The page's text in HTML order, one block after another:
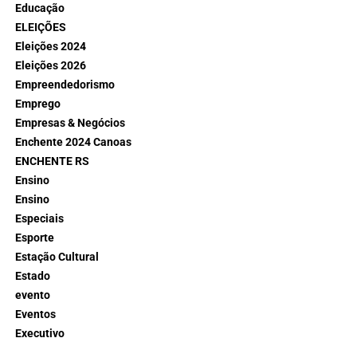
Educação
ELEIÇÕES
Eleições 2024
Eleições 2026
Empreendedorismo
Emprego
Empresas & Negócios
Enchente 2024 Canoas
ENCHENTE RS
Ensino
Ensino
Especiais
Esporte
Estação Cultural
Estado
evento
Eventos
Executivo